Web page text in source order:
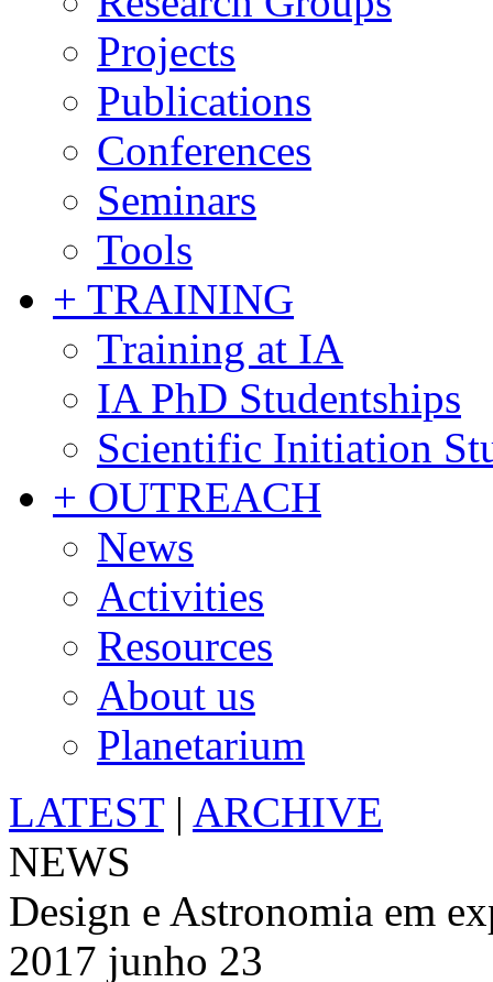
Projects
Publications
Conferences
Seminars
Tools
+ TRAINING
Training at IA
IA PhD Studentships
Scientific Initiation
+ OUTREACH
News
Activities
Resources
About us
Planetarium
LATEST | ARCHIVE
NEWS
Design e Astronomia em
2017 junho 23